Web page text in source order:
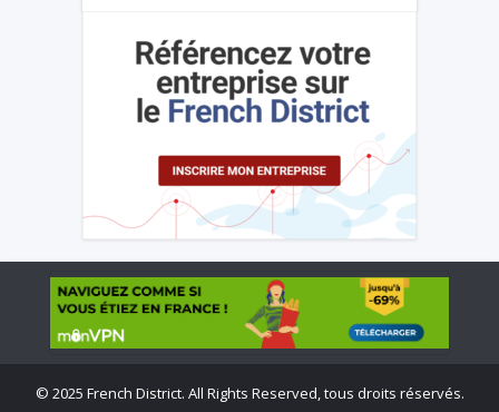
© 2025 French District. All Rights Reserved, tous droits réservés.